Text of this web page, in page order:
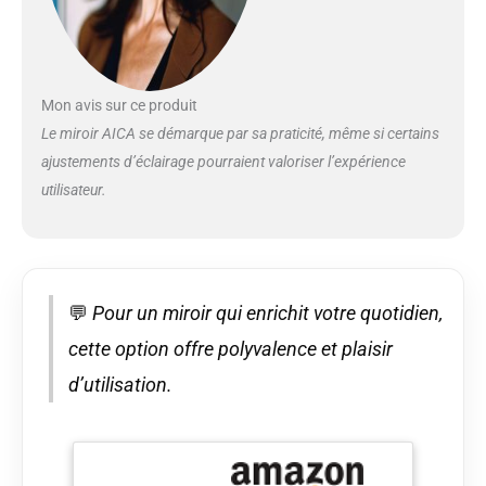
grossissant 3x qui peut
vous permettant de voir
rasage. [Antibuée] - Le
est complètement
lorsque vous prenez un
mémoire] - Le miroir de
souvient de la
luminosité de la lumière
Mon avis sur ce produit
Le miroir AICA se démarque par sa praticité, même si certains
ajustements d’éclairage pourraient valoriser l’expérience
utilisateur.
💬 Pour un miroir qui enrichit votre quotidien,
cette option offre polyvalence et plaisir
d’utilisation.